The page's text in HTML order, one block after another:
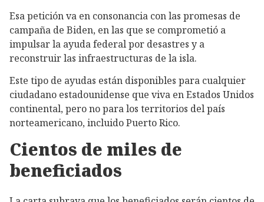
Esa petición va en consonancia con las promesas de
campaña de Biden, en las que se comprometió a
impulsar la ayuda federal por desastres y a
reconstruir las infraestructuras de la isla.
Este tipo de ayudas están disponibles para cualquier
ciudadano estadounidense que viva en Estados Unidos
continental, pero no para los territorios del país
norteamericano, incluido Puerto Rico.
Cientos de miles de
beneficiados